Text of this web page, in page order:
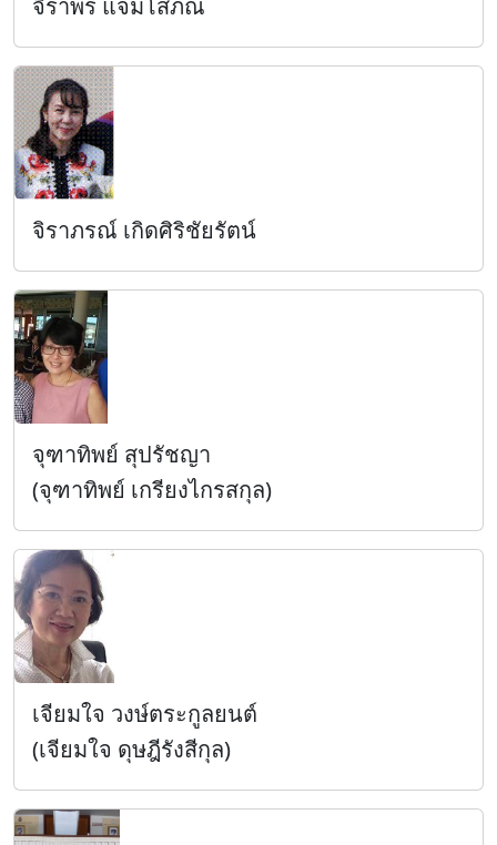
จิราพร แจ่มโสภณ
จิราภรณ์ เกิดศิริชัยรัตน์
จุฑาทิพย์ สุปรัชญา
(จุฑาทิพย์ เกรียงไกรสกุล)
เจียมใจ วงษ์ตระกูลยนต์
(เจียมใจ ดุษฎีรังสีกุล)